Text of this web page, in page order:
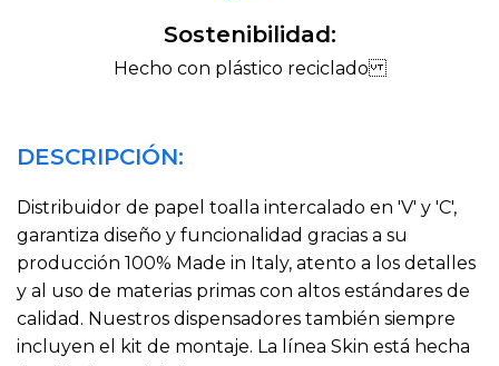
Sostenibilidad:
Hecho con plástico reciclado
DESCRIPCIÓN:
Distribuidor de papel toalla intercalado en 'V' y 'C',
garantiza diseño y funcionalidad gracias a su
producción 100% Made in Italy, atento a los detalles
y al uso de materias primas con altos estándares de
calidad. Nuestros dispensadores también siempre
incluyen el kit de montaje. La línea Skin está hecha